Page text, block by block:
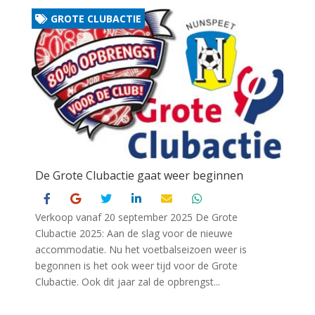
De Grote Clubactie gaat weer beginnen
GROTE CLUBACTIE
Verkoop vanaf 20 september 2025 De Grote
Clubactie 2025: Aan de slag voor de nieuwe
accommodatie. Nu het voetbalseizoen weer is
begonnen is het ook weer tijd voor de Grote
Clubactie. Ook dit jaar zal de opbrengst...